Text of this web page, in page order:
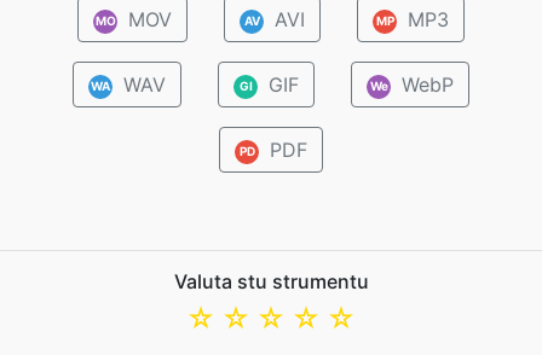
MO MOV AV AVI MP MP3
WA WAV GI GIF We WebP
PD PDF
Valuta stu strumentu
☆
☆
☆
☆
☆